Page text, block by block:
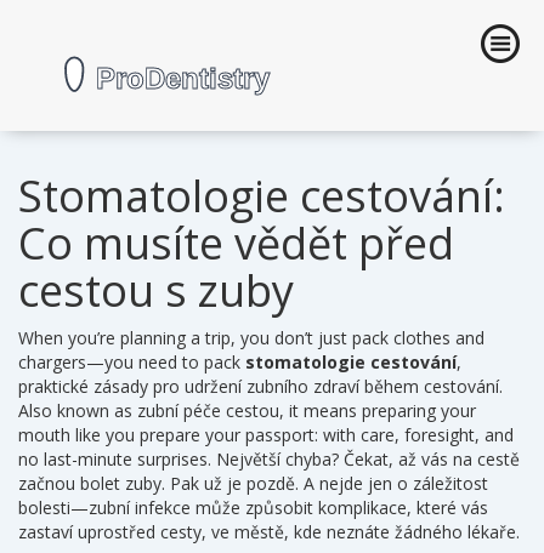
Stomatologie cestování:
Co musíte vědět před
cestou s zuby
When you’re planning a trip, you don’t just pack clothes and
chargers—you need to pack stomatologie cestování,
praktické zásady pro udržení zubního zdraví během cestování.
Also known as zubní péče cestou, it means preparing your
mouth like you prepare your passport: with care, foresight, and
no last-minute surprises. Největší chyba? Čekat, až vás na cestě
začnou bolet zuby. Pak už je pozdě. A nejde jen o záležitost
bolesti—zubní infekce může způsobit komplikace, které vás
zastaví uprostřed cesty, ve městě, kde neznáte žádného lékaře.